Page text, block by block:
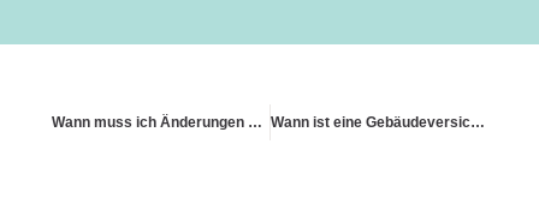
Wann muss ich Änderungen melden Wann ist eine Gebäudeversicherung Pflicht